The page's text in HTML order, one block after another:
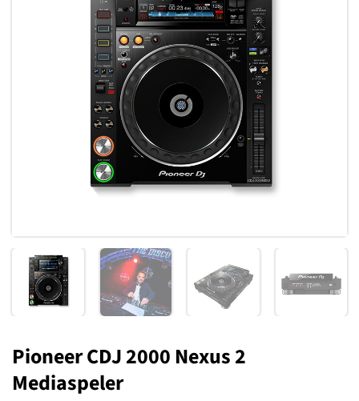
Toevoegen
verlanglijst
Pioneer CDJ 2000 Nexus 2
Mediaspeler